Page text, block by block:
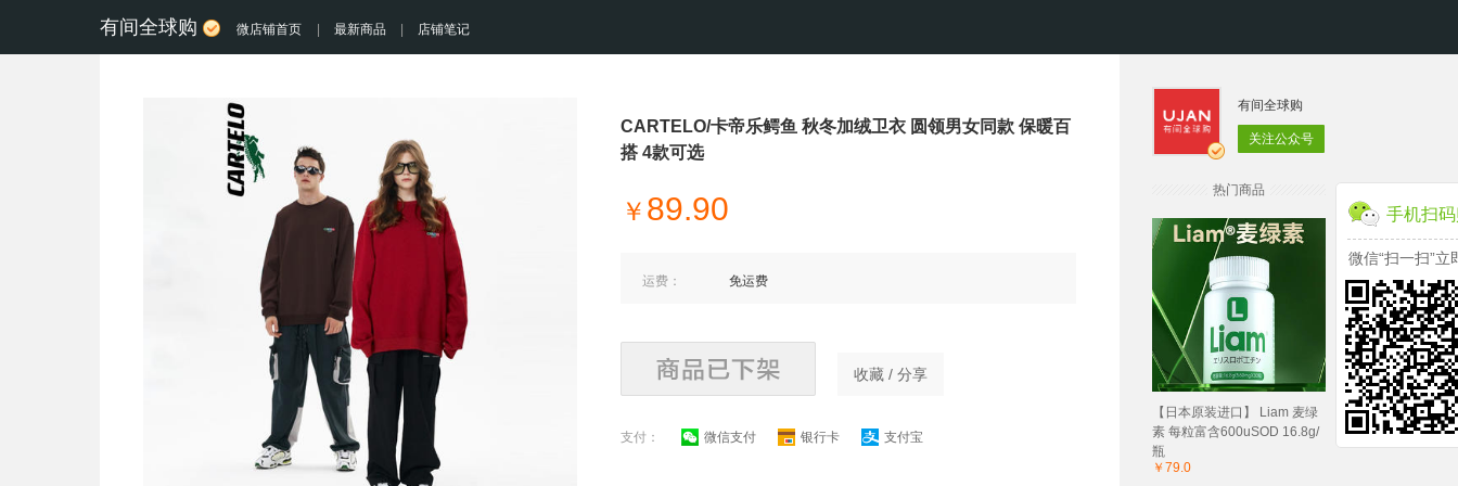
有间全球购 微店铺首页 最新商品 店铺笔记
CARTELO/卡帝乐鳄鱼 秋冬加绒卫衣 圆领男女同款 保暖百
搭 4款可选
￥ 89.90
运费： 免运费
收藏 / 分享
支付： 微信支付 银行卡 支付宝
有间全球购
关注公众号
热门商品
【日本原装进口】 Liam 麦绿
素 每粒富含600uSOD 16.8g/
瓶
￥79.0
手机扫
微信“扫一扫”立